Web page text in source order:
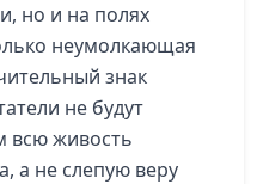
но и на полях
неумолкающая
знак
не будут
всю живость
а не слепую веру